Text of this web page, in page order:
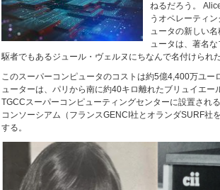
ねるだろう。
うオペレーティ
ュータの新しい
ュータは、著名
駆者でもあるジュール・ヴェルヌにちなんで名付けられ
このスーパーコンピュータのコストは約5億4,400万ユー
ューターは、パリから南に約40キロ離れたブリュイエー
TGCCスーパーコンピューティングセンターに設置され
コンソーシアム（フランスGENCI社とオランダSURF社
する。